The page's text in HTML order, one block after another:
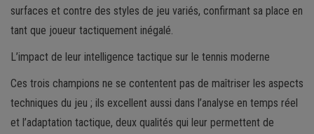
surfaces et contre des styles de jeu variés, confirmant sa place en
tant que joueur tactiquement inégalé.
L’impact de leur intelligence tactique sur le tennis moderne
Ces trois champions ne se contentent pas de maîtriser les aspects
techniques du jeu ; ils excellent aussi dans l’analyse en temps réel
et l’adaptation tactique, deux qualités qui leur permettent de